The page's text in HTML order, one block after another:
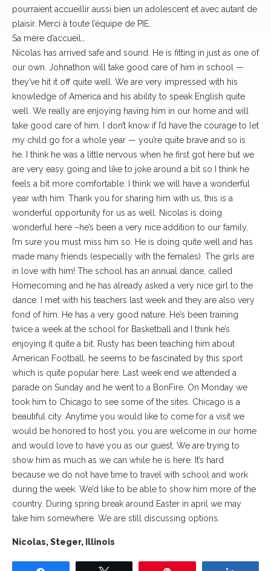
pourraient accueillir aussi bien un adolescent et avec autant de
plaisir. Merci à toute l’équipe de PIE.
Sa mère d’accueil…
Nicolas has arrived safe and sound. He is fitting in just as one of
our own. Johnathon will take good care of him in school —
they’ve hit it off quite well. We are very impressed with his
knowledge of America and his ability to speak English quite
well. We really are enjoying having him in our home and will
take good care of him. I don’t know if I’d have the courage to let
my child go for a whole year — you’re quite brave and so is
he. I think he was a little nervous when he first got here but we
are very easy going and like to joke around a bit so I think he
feels a bit more comfortable. I think we will have a wonderful
year with him. Thank you for sharing him with us, this is a
wonderful opportunity for us as well. Nicolas is doing
wonderful here –he’s been a very nice addition to our family,
I’m sure you must miss him so. He is doing quite well and has
made many friends (especially with the females). The girls are
in love with him! The school has an annual dance, called
Homecoming and he has already asked a very nice girl to the
dance. I met with his teachers last week and they are also very
fond of him. He has a very good nature. He’s been training
twice a week at the school for Basketball and I think he’s
enjoying it quite a bit. Rusty has been teaching him about
American Football, he seems to be fascinated by this sport
which is quite popular here. Last week end we attended a
parade on Sunday and he went to a BonFire. On Monday we
took him to Chicago to see some of the sites. Chicago is a
beautiful city. Anytime you would like to come for a visit we
would be honored to host you, you are welcome in our home
and would love to have you as our guest. We are trying to
show him as much as we can while he is here. It’s hard
because we do not have time to travel with school and work
during the week. We’d like to be able to show him more of the
country. During spring break around Easter in april we may
take him somewhere. We are still discussing options.
Nicolas, Steger, Illinois